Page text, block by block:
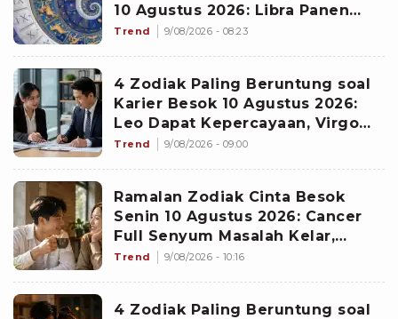
10 Agustus 2026: Libra Panen
Proyek Emas
Trend 9/08/2026 - 08:23
4 Zodiak Paling Beruntung soal
Karier Besok 10 Agustus 2026:
Leo Dapat Kepercayaan, Virgo
Makin Diperhitungkan
Trend 9/08/2026 - 09:00
Ramalan Zodiak Cinta Besok
Senin 10 Agustus 2026: Cancer
Full Senyum Masalah Kelar,
Scorpio Awas Terprovokasi
Trend 9/08/2026 - 10:16
4 Zodiak Paling Beruntung soal